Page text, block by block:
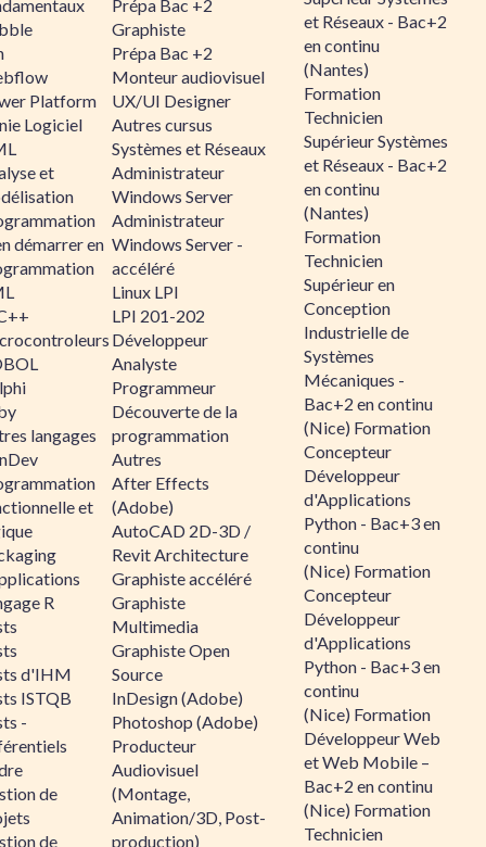
Platform
Logiciel
et
démarrer en
langages
et
R
d'IHM
ISTQB
-
de
de
Prépa Bac +2
Graphiste
Prépa Bac +2
Monteur audiovisuel
UX/UI Designer
Autres cursus
Systèmes et Réseaux
Administrateur
Windows Server
Administrateur
Windows Server -
accéléré
Linux LPI
LPI 201-202
Développeur
Analyste
Programmeur
Découverte de la
programmation
Autres
After Effects
(Adobe)
AutoCAD 2D-3D /
Revit Architecture
Graphiste accéléré
Graphiste
Multimedia
Graphiste Open
Source
InDesign (Adobe)
Photoshop (Adobe)
Producteur
Audiovisuel
(Montage,
Animation/3D, Post-
production)
et Réseaux - Bac+2
en continu
(Nantes)
Formation
Technicien
Supérieur Systèmes
et Réseaux - Bac+2
en continu
(Nantes)
Formation
Technicien
Supérieur en
Conception
Industrielle de
Systèmes
Mécaniques -
Bac+2 en continu
(Nice) Formation
Concepteur
Développeur
d'Applications
Python - Bac+3 en
continu
(Nice) Formation
Concepteur
Développeur
d'Applications
Python - Bac+3 en
continu
(Nice) Formation
Développeur Web
et Web Mobile –
Bac+2 en continu
(Nice) Formation
Technicien